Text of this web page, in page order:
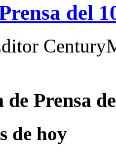
del
de Prensa
de hoy